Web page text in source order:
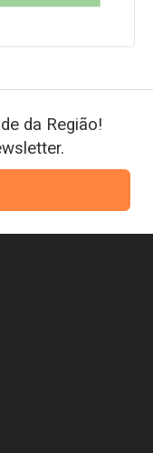
da Região!